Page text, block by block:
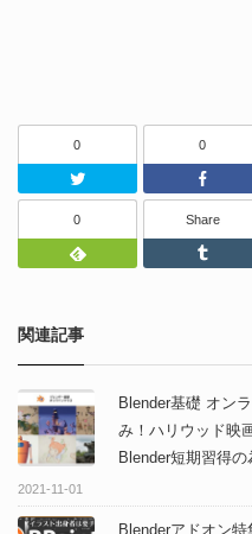
0
Twitter
0
0
Feedly
Share
関連記事
Blender基礎 オン
み！ハリウッド映
Blender短期習得
2021-11-01
Blenderアドオン